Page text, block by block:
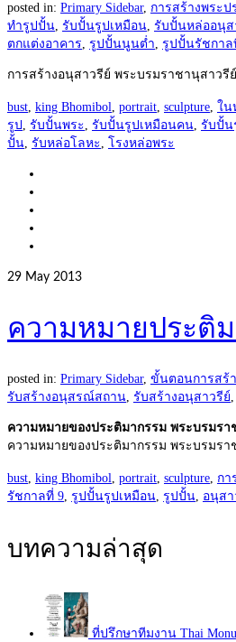
posted in: Primary Sidebar, การสร้างพระป
ทำรูปปั้น, รับปั้นรูปเหมือน, รับปั้นหล่ออนุส
ตกแต่งอาคาร, รูปปั้นนูนต่ำ, รูปปั้นรัชกาล
การสร้างอนุสาวรีย์ พระบรมราชานุสาว
bust, king Bhomibol, portrait, sculpture, ใน
รูป , รับปั้นพระ, รับปั้นรูปเหมือนคน, รับปั้น
ปั้น, รับหล่อโลหะ, โรงหล่อพระ
29 May 2013
ความหมายประติ
posted in: Primary Sidebar, ขั้นตอนการสร้
รับสร้างอนุสรณ์สถาน, รับสร้างอนุสาวรีย์,
ความหมายของประติมากรรม พระบรมรา
ความหมายของประติมากรรม พระบรมร
bust, king Bhomibol, portrait, sculpture, กา
รัชกาลที่ 9, รูปปั้นรูปเหมือน, รูปปั้น, อนุสา
บทความล่าสุด
ที่ปรึกษาทีมงาน Thai